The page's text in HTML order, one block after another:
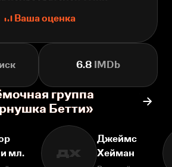
Ваша оценка
6.8 IMDb
группа
Бетти»
мл.
ДХ
Джеймс
Хейман